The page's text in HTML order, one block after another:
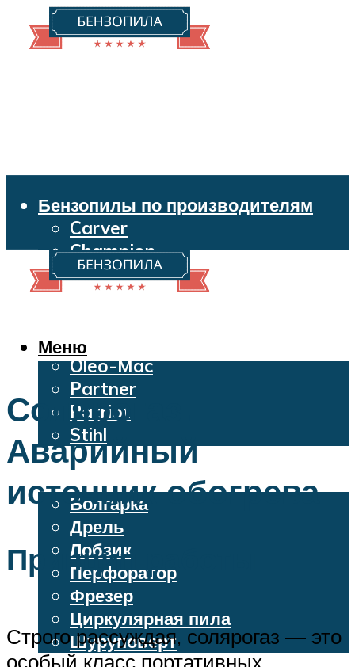
Бензопилы по производителям
Carver
Champion
Echo
Husqvarna
Makita
Oleo-Mac
Partner
Patriot
Stihl
Бензопилы
Электроинструменты
Болгарка
Дрель
Лобзик
Перфоратор
Фрезер
Циркулярная пила
Шуруповерт
Меню
Солярогаз.
Аварийный
источник обогрева
Принцип работы
Строго рассуждая, солярогаз — это
особый класс портативных